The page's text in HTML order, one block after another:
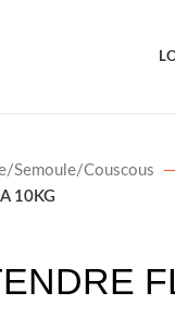
Semoule/Couscous
10KG